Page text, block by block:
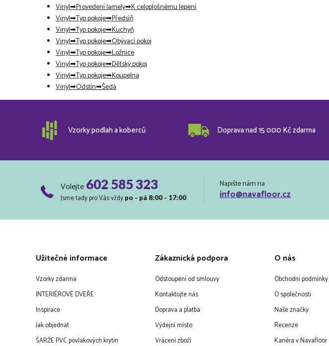
Vinyl Provedení lamely K celoplošnému lepení
Vinyl Typ pokoje Předsíň
Vinyl Typ pokoje Kuchyň
Vinyl Typ pokoje Obývací pokoj
Vinyl Typ pokoje Ložnice
Vinyl Typ pokoje Dětský pokoj
Vinyl Typ pokoje Koupelna
Vinyl Odstín Šedá
Vzorky podlah a koberců Doprava nad 15 000 Kč zdarma
Volejte602 585 323
Jsme tady pro Vás vždy po - pá 8:00 - 17:00
Napište nám na
info@navafloor.cz
Užitečné informace
Vzorky zdarma
INTERIÉROVÉ DVEŘE
Inspirace
Jak objednat
ŠARŽE PVC povlakových krytin
Zákaznická podpora
Odstoupení od smlouvy
Kontaktujte nás
Doprava a platba
Výdejní místo
Vrácení zboží
O nás
Obchodní podmínky
O společnosti
Naše značky
Recenze
Kariéra v Navafloor